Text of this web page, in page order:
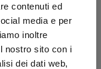
contenuti ed
media e per
inoltre
nostro sito con i
dei dati web,